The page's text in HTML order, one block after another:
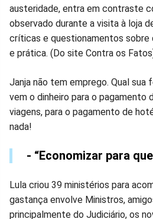
austeridade, entra em contraste
observado durante a visita à loja
críticas e questionamentos sobre
e prática. (Do site Contra os
Janja não tem emprego. Qual sua
vem o dinheiro para o pagamento
viagens, para o pagamento de
nada!
- “Economizar para
Lula criou 39 ministérios para
gastança envolve Ministros,
principalmente do Judiciário, os